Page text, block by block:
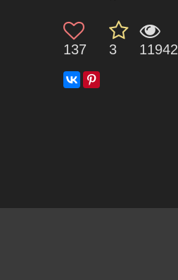
137 3 11942